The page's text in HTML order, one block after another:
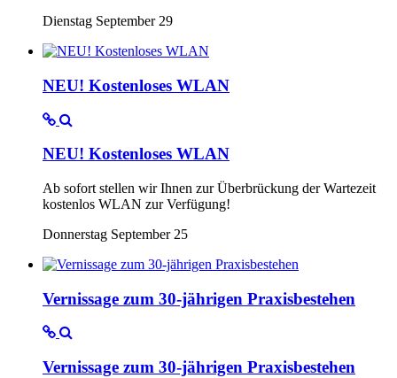
Dienstag September 29
NEU! Kostenloses WLAN
NEU! Kostenloses WLAN
Ab sofort stellen wir Ihnen zur Überbrückung der Wartezeit
kostenlos WLAN zur Verfügung!
Donnerstag September 25
Vernissage zum 30-jährigen Praxisbestehen
Vernissage zum 30-jährigen Praxisbestehen